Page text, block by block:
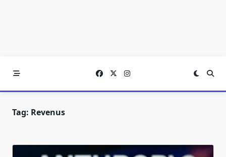
Tag: Revenus